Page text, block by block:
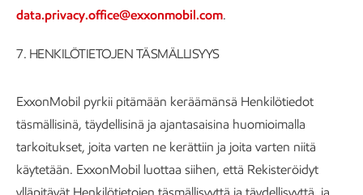
data.privacy.office@exxonmobil.com.
7. HENKILÖTIETOJEN TÄSMÄLLISYYS
ExxonMobil pyrkii pitämään keräämänsä Henkilötiedot
täsmällisinä, täydellisinä ja ajantasaisina huomioimalla
tarkoitukset, joita varten ne kerättiin ja joita varten niitä
käytetään. ExxonMobil luottaa siihen, että Rekisteröidyt